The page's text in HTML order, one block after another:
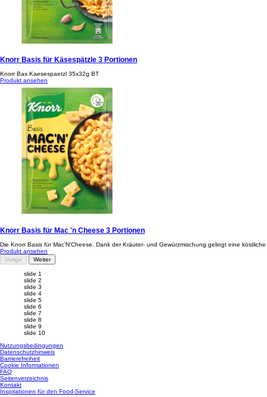
Knorr Basis für Käsespätzle 3 Portionen
Knorr Bas Kaesespaetzl 35x32g BT
Produkt ansehen
Knorr Basis für Mac 'n Cheese 3 Portionen
Die Knorr Basis für Mac’N‘Cheese. Dank der Kräuter- und Gewürzmischung gelingt eine
Produkt ansehen
Vorige
Weiter
slide 1
slide 2
slide 3
slide 4
slide 5
slide 6
slide 7
slide 8
slide 9
slide 10
Nutzungsbedingungen
Datenschutzhinweis
Cookie-Einstellungen
Barrierefreiheit
Cookie Informationen
FAQ